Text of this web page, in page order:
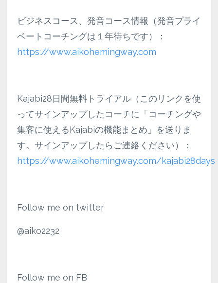
ビジネスコース、発音コース情報（発音プライ
ベートコーチングは１年待ちです）：
https://www.aikohemingway.com
Kajabi28日間無料トライアル（このリンクを使
ってサインアップしたコーチに「コーチングや
集客に使えるKajabiの機能まとめ」を送りま
す。サインアップしたらご連絡ください）：
https://www.aikohemingway.com/kajabi28days
Follow me on twitter
@aiko2232
Follow me on FB